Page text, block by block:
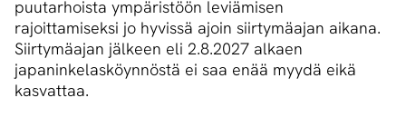
puutarhoista ympäristöön leviämisen
rajoittamiseksi jo hyvissä ajoin siirtymäajan aikana.
Siirtymäajan jälkeen eli 2.8.2027 alkaen
japaninkelasköynnöstä ei saa enää myydä eikä
kasvattaa.